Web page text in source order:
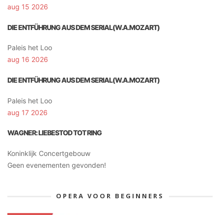
aug 15 2026
DIE ENTFÜHRUNG AUS DEM SERIAL(W.A.MOZART)
Paleis het Loo
aug 16 2026
DIE ENTFÜHRUNG AUS DEM SERIAL(W.A.MOZART)
Paleis het Loo
aug 17 2026
WAGNER: LIEBESTOD TOT RING
Koninklijk Concertgebouw
Geen evenementen gevonden!
OPERA VOOR BEGINNERS